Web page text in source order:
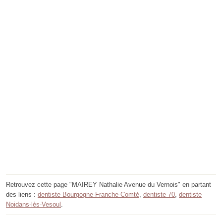
Retrouvez cette page "MAIREY Nathalie Avenue du Vernois" en partant
des liens : dentiste Bourgogne-Franche-Comté, dentiste 70, dentiste
Noidans-lès-Vesoul .